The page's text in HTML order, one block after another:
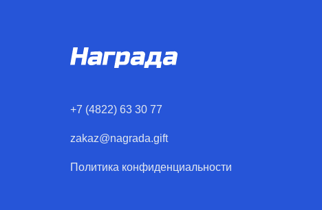
+7 (4822) 63 30 77
zakaz@nagrada.gift
Политика конфиденциальности